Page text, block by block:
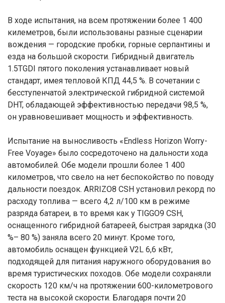
В ходе испытания, на всем протяжении более 1 400
килеметров, были использованы разные сценарии
вождения — городские пробки, горные серпантины и
езда на большой скорости. Гибридный двигатель
1.5TGDI пятого поколения устанавливает новый
стандарт, имея тепловой КПД 44,5 %. В сочетании с
бесступенчатой электрической гибридной системой
DHT, обладающей эффективностью передачи 98,5 %,
он уравновешивает мощность и эффективность.
Испытание на выносливость «Endless Horizon Worry-
Free Voyage» было сосредоточено на дальности хода
автомобилей. Обе модели прошли более 1 400
километров, что свело на нет беспокойство по поводу
дальности поездок. ARRIZO8 CSH установил рекорд по
расходу топлива — всего 4,2 л/100 км в режиме
разряда батареи, в то время как у TIGGO9 CSH,
оснащенного гибридной батареей, быстрая зарядка (30
%– 80 %) заняла всего 20 минут. Кроме того,
автомобиль оснащен функцией V2L 6,6 кВт,
подходящей для питания наружного оборудования во
время туристических походов. Обе модели сохраняли
скорость 120 км/ч на протяжении 600-километрового
теста на высокой скорости. Благодаря почти 20